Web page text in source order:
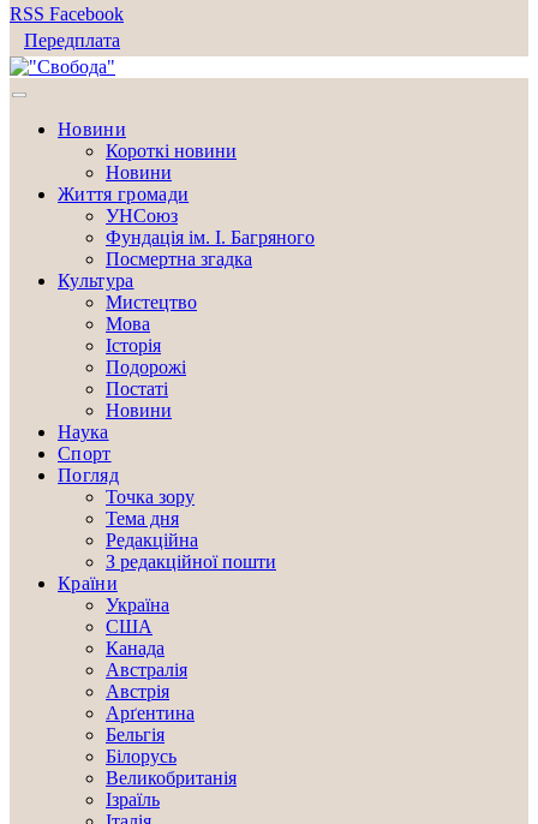
RSS Facebook
Передплата
Новини
Короткі новини
Новини
Життя громади
УНСоюз
Фундація ім. І. Багряного
Посмертна згадка
Культура
Мистецтво
Мова
Історія
Подорожі
Постаті
Новини
Наука
Спорт
Погляд
Точка зору
Тема дня
Редакційна
З редакційної пошти
Країни
Україна
США
Канада
Австралія
Австрія
Арґентина
Бельгія
Білорусь
Великобританія
Ізраїль